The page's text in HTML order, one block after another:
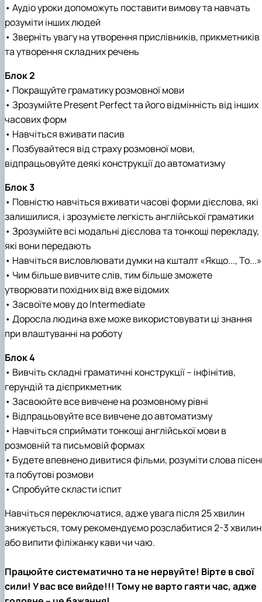
• Аудіо уроки допоможуть поставити вимову та навчать
розуміти інших людей
• Зверніть увагу на утворення прислівників, прикметників
та утворення складних речень
Блок 2
• Покращуйте граматику розмовної мови
• Зрозумійте Present Perfect та його відмінність від інших
часових форм
• Навчіться вживати пасив
• Позбувайтеся від страху розмовної мови,
відпрацьовуйте деякі конструкції до автоматизму
Блок 3
• Повністю навчіться вживати часові форми дієслова, які
залишилися, і зрозумієте легкість англійської граматики
• Зрозумійте всі модальні дієслова та тонкощі перекладу,
які вони передають
• Навчіться висловлювати думки на кшталт «Якщо..., То...»
• Чим більше вивчите слів, тим більше зможете
утворювати похідних від вже відомих
• Засвоїте мову до Intermediate
• Доросла людина вже може використовувати ці знання
при влаштуванні на роботу
Блок 4
• Вивчіть складні граматичні конструкції – інфінітив,
герундій та дієприкметник
• Засвоюйте все вивчене на розмовному рівні
• Відпрацьовуйте все вивчене до автоматизму
• Навчіться сприймати тонкощі англійської мови в
розмовній та письмовій формах
• Будете впевнено дивитися фільми, розуміти слова
та побутові розмови
• Спробуйте скласти іспит
Навчіться переключатися, адже увага після 25 хвилин
знижується, тому рекомендуємо розслабитися 2-3
або випити філіжанку кави чи чаю.
Працюйте систематично та не нервуйте! Вірте в свої
сили! У вас все вийде!!! Тому не варто гаяти час, адже